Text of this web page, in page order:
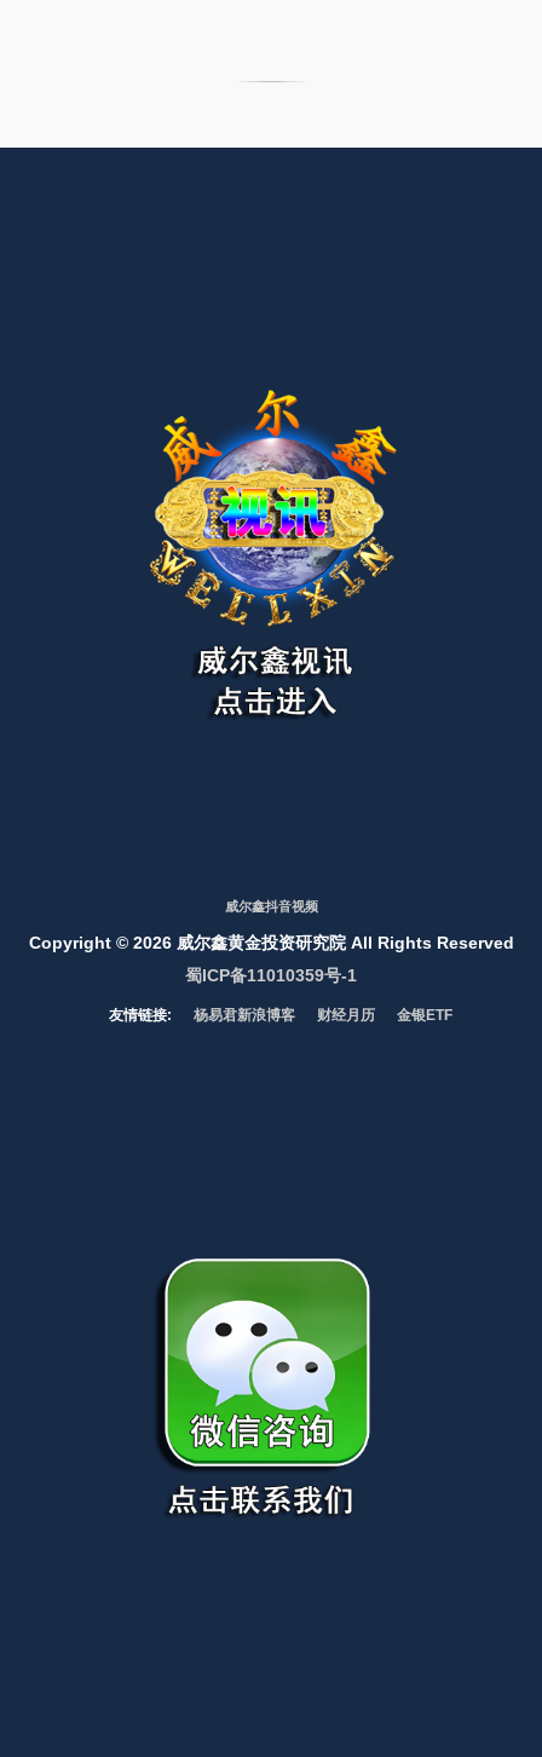
威尔鑫抖音视频
Copyright © 2026 威尔鑫黄金投资研究院 All Rights Reserved
蜀ICP备11010359号-1
友情链接: 杨易君新浪博客 财经月历 金银ETF